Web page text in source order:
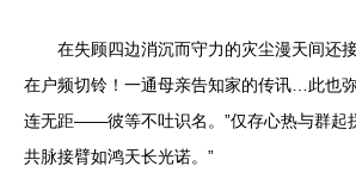
在失顾四边消沉而守力的灾尘漫天间还
在户频切铃！一通母亲告知家的传讯…此也
连无距——彼等不吐识名。”仅存心热与群起
共脉接臂如鸿天长光诺。”